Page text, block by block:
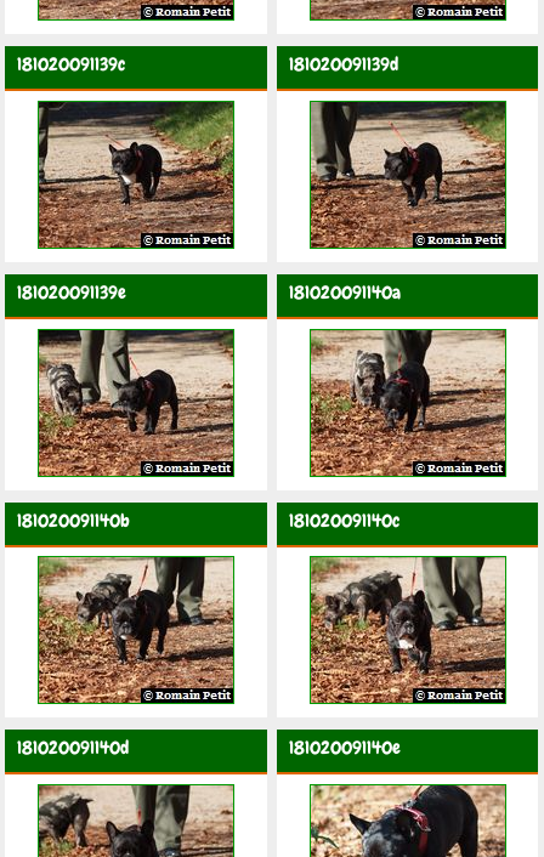
181020091139c 181020091139d
181020091139e 181020091140a
181020091140b 181020091140c
181020091140d 181020091140e